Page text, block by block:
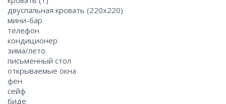
двуспальная кровать (220x220)
мини-бар
телефон
кондиционер
зима/лето
письменный стол
открываемые окна
фен
сейф
биде